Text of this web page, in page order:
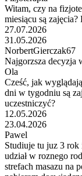
Witam, czy na
miesiącu są
27.07.2026
31.05.2026
NorbertGierczak67
Najgorzsza decyzja
Ola
Cześć, jak
dni w tygodniu są
uczestniczyć?
12.05.2026
23.04.2026
Pawel
Studiuje tu juz 3 rok
udział w roznego
strefach masazu na